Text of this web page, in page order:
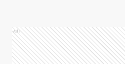
Ads